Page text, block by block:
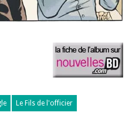
Le Fils de l'officier